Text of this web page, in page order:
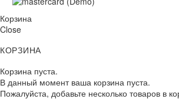
Корзина
Close
КОРЗИНА
Корзина пуста.
В данный момент ваша корзина пуста.
Пожалуйста, добавьте несколько товаров в